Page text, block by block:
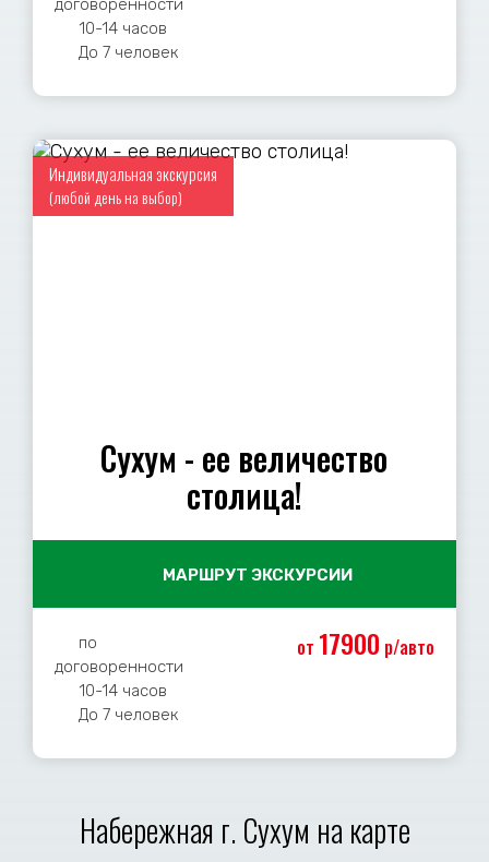
договоренности
10-14 часов
До 7 человек
Индивидуальная экскурсия
(любой день на выбор)
Сухум - ее величество
столица!
МАРШРУТ ЭКСКУРСИИ
по
договоренности
10-14 часов
До 7 человек
от 17900 р/авто
Набережная г. Сухум на карте